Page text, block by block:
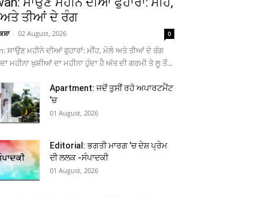
ਤੀਆਂ ਦੇ ਰੰਗ
- 02 August, 2026 0
ਸਾਉਣ ਮਹੀਨੇ ਦੀਆਂ ਫੁਹਾਰਾਂ: ਮੀਂਹ, ਮੇਲੇ ਅਤੇ ਤੀਆਂ ਦੇ ਰੰਗ
ਮਹੀਨਾ ਖੁਸ਼ੀਆਂ ਦਾ ਮਹੀਨਾ ਹੁੰਦਾ ਹੈ ਅੱਤ ਦੀ ਗਰਮੀ ਤੇ ਲੂ ਤੋਂ...
Apartment: ਜਦੋਂ ਤੁਸੀਂ ਰਹੋ ਅਪਾਰਟਮੈਂਟ
’ਚ
01 August, 2026
Editorial: ਭਗਤੀ ਮਾਰਗ ’ਚ ਦੇਸ਼ ਪ੍ਰੇਮ
ਦੀ ਲਲਕ -ਸੰਪਾਦਕੀ
01 August, 2026